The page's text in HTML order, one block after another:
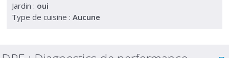
Jardin : oui
Type de cuisine : Aucune